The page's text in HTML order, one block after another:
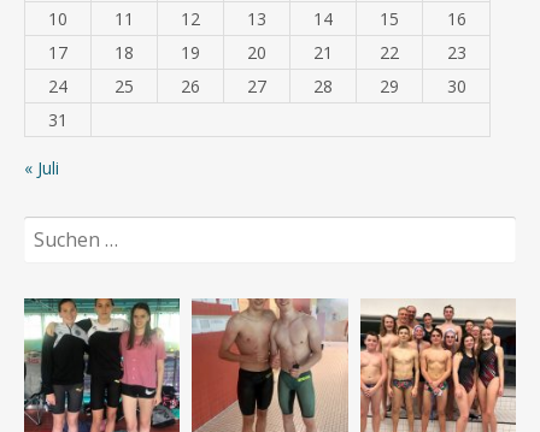
10
11 12 13 14 15
16
17
18 19 20 21 22
23
24
25 26 27 28 29
30
31
« Juli
Suchen
nach: